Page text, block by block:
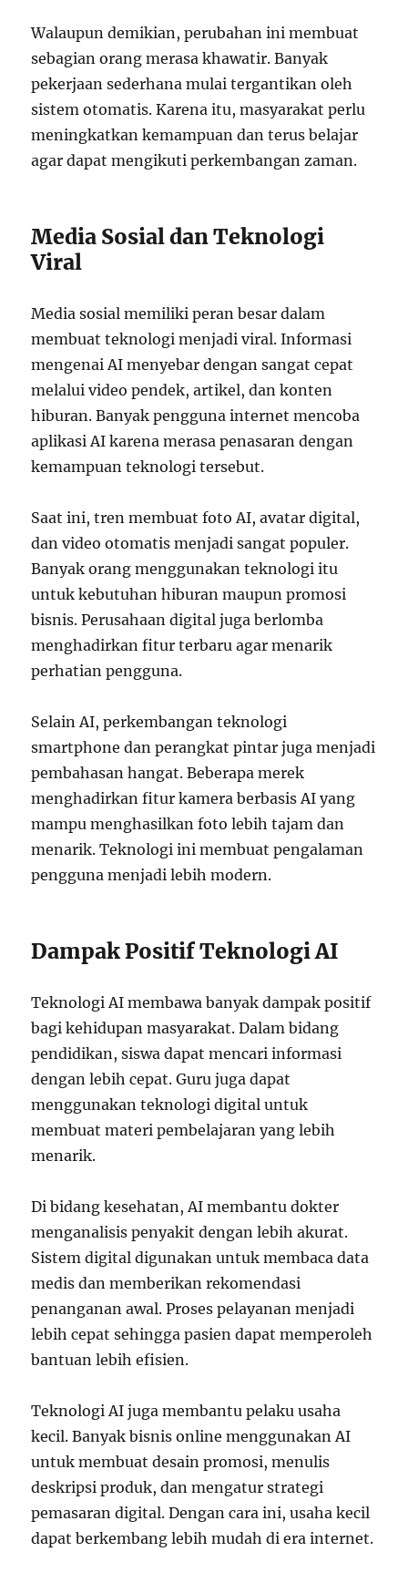
Walaupun demikian, perubahan ini membuat
sebagian orang merasa khawatir. Banyak
pekerjaan sederhana mulai tergantikan oleh
sistem otomatis. Karena itu, masyarakat perlu
meningkatkan kemampuan dan terus belajar
agar dapat mengikuti perkembangan zaman.
Media Sosial dan Teknologi
Viral
Media sosial memiliki peran besar dalam
membuat teknologi menjadi viral. Informasi
mengenai AI menyebar dengan sangat cepat
melalui video pendek, artikel, dan konten
hiburan. Banyak pengguna internet mencoba
aplikasi AI karena merasa penasaran dengan
kemampuan teknologi tersebut.
Saat ini, tren membuat foto AI, avatar digital,
dan video otomatis menjadi sangat populer.
Banyak orang menggunakan teknologi itu
untuk kebutuhan hiburan maupun promosi
bisnis. Perusahaan digital juga berlomba
menghadirkan fitur terbaru agar menarik
perhatian pengguna.
Selain AI, perkembangan teknologi
smartphone dan perangkat pintar juga menjadi
pembahasan hangat. Beberapa merek
menghadirkan fitur kamera berbasis AI yang
mampu menghasilkan foto lebih tajam dan
menarik. Teknologi ini membuat pengalaman
pengguna menjadi lebih modern.
Dampak Positif Teknologi AI
Teknologi AI membawa banyak dampak positif
bagi kehidupan masyarakat. Dalam bidang
pendidikan, siswa dapat mencari informasi
dengan lebih cepat. Guru juga dapat
menggunakan teknologi digital untuk
membuat materi pembelajaran yang lebih
menarik.
Di bidang kesehatan, AI membantu dokter
menganalisis penyakit dengan lebih akurat.
Sistem digital digunakan untuk membaca data
medis dan memberikan rekomendasi
penanganan awal. Proses pelayanan menjadi
lebih cepat sehingga pasien dapat memperoleh
bantuan lebih efisien.
Teknologi AI juga membantu pelaku usaha
kecil. Banyak bisnis online menggunakan AI
untuk membuat desain promosi, menulis
deskripsi produk, dan mengatur strategi
pemasaran digital. Dengan cara ini, usaha kecil
dapat berkembang lebih mudah di era internet.